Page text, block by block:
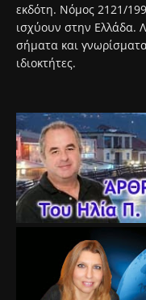
εκδότη. Νόμος 2121/
ισχύουν στην Ελλάδα.
σήματα και
ιδιοκτήτες.